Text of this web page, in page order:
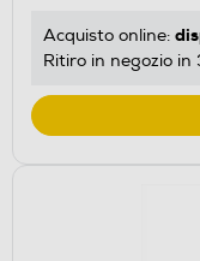
Acquisto online:
Ritiro in negozio